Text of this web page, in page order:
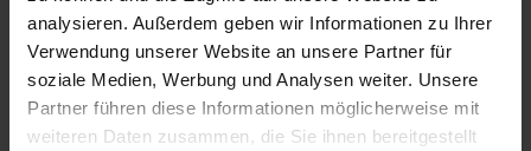
analysieren. Außerdem geben wir Informationen zu Ihrer
Verwendung unserer Website an unsere Partner für
soziale Medien, Werbung und Analysen weiter. Unsere
Partner führen diese Informationen möglicherweise mit
weiteren Daten zusammen, die Sie ihnen bereitgestellt